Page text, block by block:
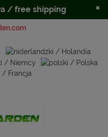
/ free shipping ×